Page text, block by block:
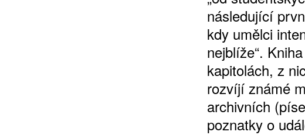
následující
kdy umělci
nejblíže“.
kapitolách, z
rozvíjí známé
archivních
poznatky o